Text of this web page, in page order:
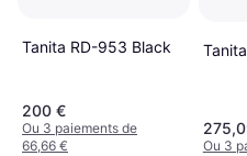
Tanita RD-953 Black
200 €
Ou 3 paiements de
66,66 €
Ou 3